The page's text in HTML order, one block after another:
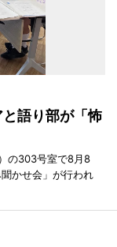
語り部が「怖
の303号室で8月8
かせ会」が行われ